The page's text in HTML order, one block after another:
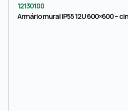
12130100
Armário mural IP55 12U 600×600 –